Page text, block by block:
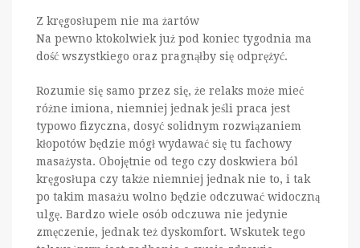
Z kręgosłupem nie ma żartów
Na pewno ktokolwiek już pod koniec tygodnia ma
dość wszystkiego oraz pragnąłby się odprężyć.
Rozumie się samo przez się, że relaks może mieć
różne imiona, niemniej jednak jeśli praca jest
typowo fizyczna, dosyć solidnym rozwiązaniem
kłopotów będzie mógł wydawać się tu fachowy
masażysta. Obojętnie od tego czy doskwiera ból
kręgosłupa czy także niemniej jednak nie to, i tak
po takim masażu wolno będzie odczuwać widoczną
ulgę. Bardzo wiele osób odczuwa nie jedynie
zmęczenie, jednak też dyskomfort. Wskutek tego